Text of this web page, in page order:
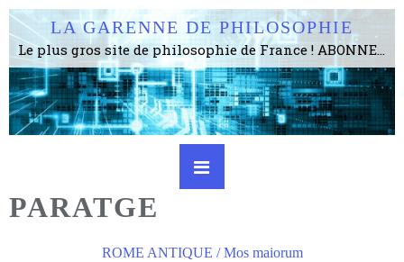
LA GARENNE DE PHILOSOPHIE
Le plus gros site de philosophie de France ! ABONNEZ-VOUS ! 4115 Articles, 1634 abonné·e·s, depuis 2006 . . . . . . . . 2 852 214 pages vues jusqu'à présent. Prestance et être apte à un plus grand nombre de choses.
PARATGE
ROME ANTIQUE / Mos maiorum